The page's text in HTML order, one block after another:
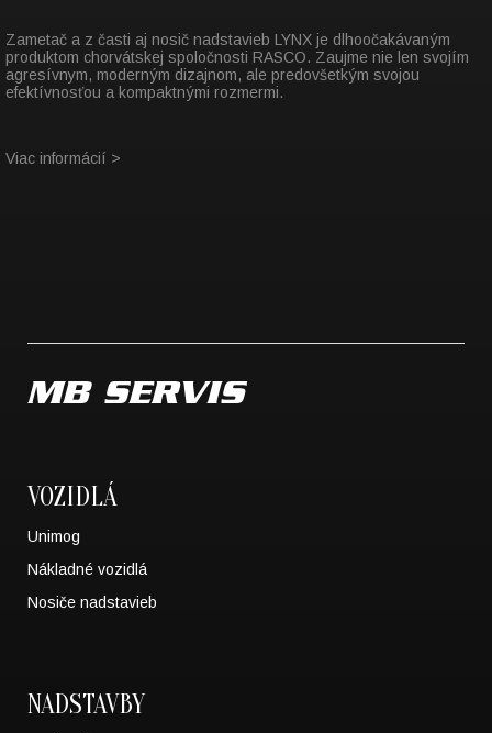
Zametač a z časti aj nosič nadstavieb LYNX je dlhoočakávaným
produktom chorvátskej spoločnosti RASCO. Zaujme nie len svojím
agresívnym, moderným dizajnom, ale predovšetkým svojou
efektívnosťou a kompaktnými rozmermi.
Viac informácií >
VOZIDLÁ
Unimog
Nákladné vozidlá
Nosiče nadstavieb
NADSTAVBY